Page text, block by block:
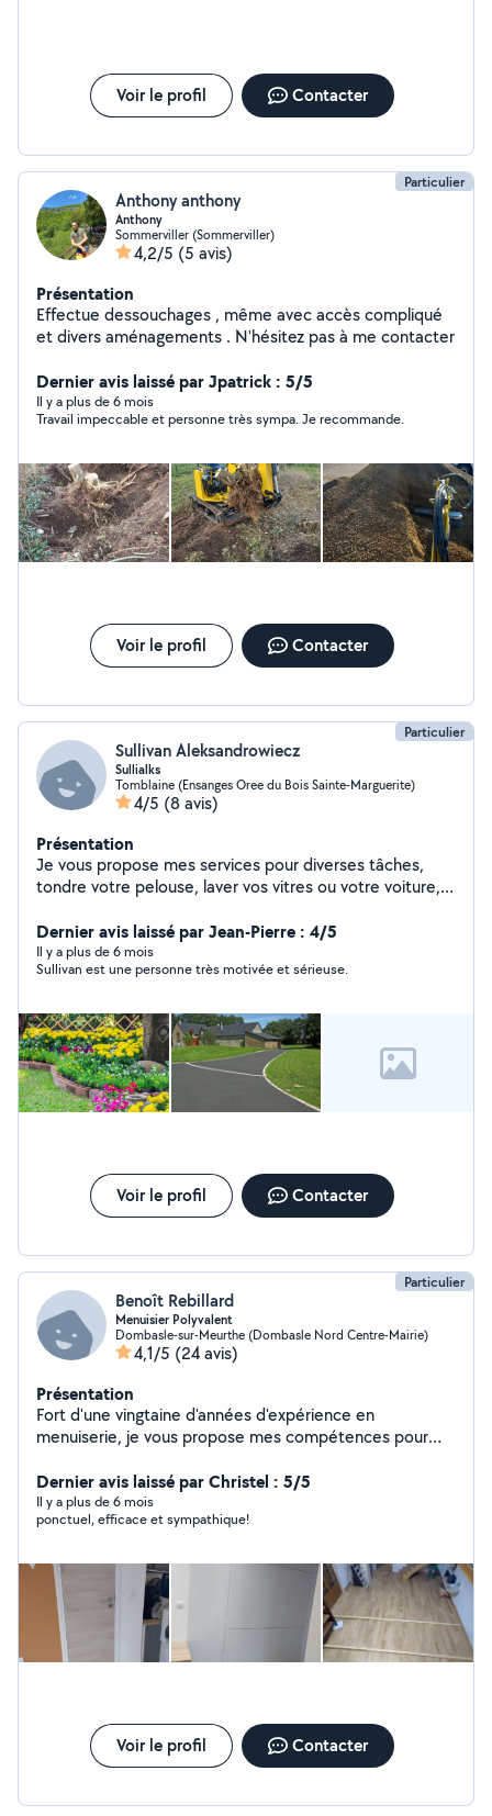
Voir le profil Contacter
Particulier
Anthony anthony
Anthony
Sommerviller (Sommerviller)
4,2/5 (5 avis)
Présentation
Effectue dessouchages , même avec accès compliqué
et divers aménagements . N'hésitez pas à me contacter
Dernier avis laissé par Jpatrick : 5/5
Il y a plus de 6 mois
Travail impeccable et personne très sympa. Je recommande.
Voir le profil Contacter
Particulier
Sullivan Aleksandrowiecz
Sullialks
Tomblaine (Ensanges Oree du Bois Sainte-Marguerite)
4/5 (8 avis)
Présentation
Je vous propose mes services pour diverses tâches,
tondre votre pelouse, laver vos vitres ou votre voiture,
consistent à me faire un peu d'argent pendant les
vacances
Dernier avis laissé par Jean-Pierre : 4/5
Il y a plus de 6 mois
Sullivan est une personne très motivée et sérieuse.
Voir le profil Contacter
Particulier
Benoît Rebillard
Menuisier Polyvalent
Dombasle-sur-Meurthe (Dombasle Nord Centre-Mairie)
4,1/5 (24 avis)
Présentation
Fort d'une vingtaine d'années d'expérience en
menuiserie, je vous propose mes compétences pour
aussi mes services en entretien paysager, taille des
arbres, entretien des jardins etc
Dernier avis laissé par Christel : 5/5
Il y a plus de 6 mois
ponctuel, efficace et sympathique!
Voir le profil Contacter